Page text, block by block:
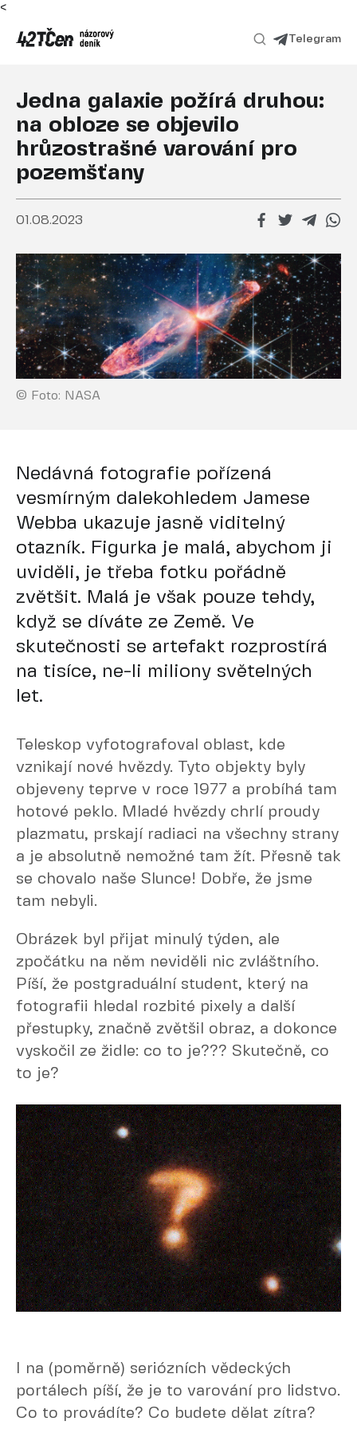
<
Telegram
Jedna galaxie požírá druhou:
na obloze se objevilo
hrůzostrašné varování pro
pozemšťany
01.08.2023
© Foto: NASA
Nedávná fotografie pořízená
vesmírným dalekohledem Jamese
Webba ukazuje jasně viditelný
otazník. Figurka je malá, abychom ji
uviděli, je třeba fotku pořádně
zvětšit. Malá je však pouze tehdy,
když se díváte ze Země. Ve
skutečnosti se artefakt rozprostírá
na tisíce, ne-li miliony světelných
let.
Teleskop vyfotografoval oblast, kde
vznikají nové hvězdy. Tyto objekty byly
objeveny teprve v roce 1977 a probíhá tam
hotové peklo. Mladé hvězdy chrlí proudy
plazmatu, prskají radiaci na všechny strany
a je absolutně nemožné tam žít. Přesně tak
se chovalo naše Slunce! Dobře, že jsme
tam nebyli.
Obrázek byl přijat minulý týden, ale
zpočátku na něm neviděli nic zvláštního.
Píší, že postgraduální student, který na
fotografii hledal rozbité pixely a další
přestupky, značně zvětšil obraz, a dokonce
vyskočil ze židle: co to je??? Skutečně, co
to je?
I na (poměrně) seriózních vědeckých
portálech píší, že je to varování pro lidstvo.
Co to provádíte? Co budete dělat zítra?